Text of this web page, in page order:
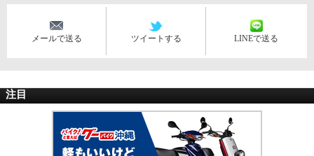
メールで送る ツイートする LINEで送る
注目